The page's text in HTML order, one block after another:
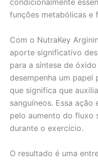
condicionalmente
funções metabólicas e
Com o NutraKey
aporte significativo
para a síntese de
desempenha um
que significa que
sanguíneos. Essa
pelo aumento do fluxo
durante o exercício.
O resultado é uma